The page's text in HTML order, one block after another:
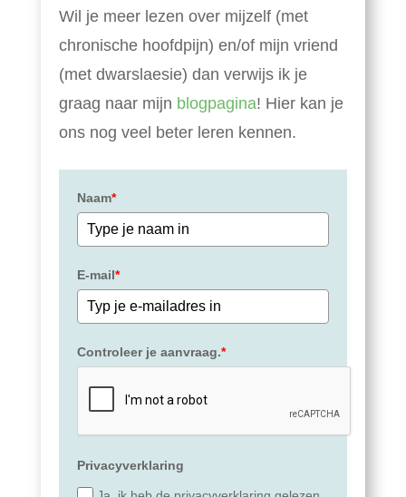
Naam*
E-mail*
Controleer je aanvraag.*
Privacyverklaring
Wil je meer lezen over mijzelf (met
chronische hoofdpijn) en/of mijn vriend
(met dwarslaesie) dan verwijs ik je
graag naar mijn blogpagina! Hier kan je
ons nog veel beter leren kennen.